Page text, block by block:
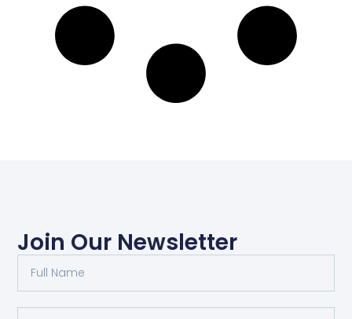
Join Our Newsletter